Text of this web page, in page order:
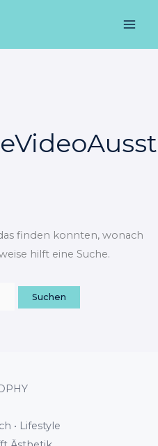
finden konnten, wonach
hilft eine Suche.
• Lifestyle